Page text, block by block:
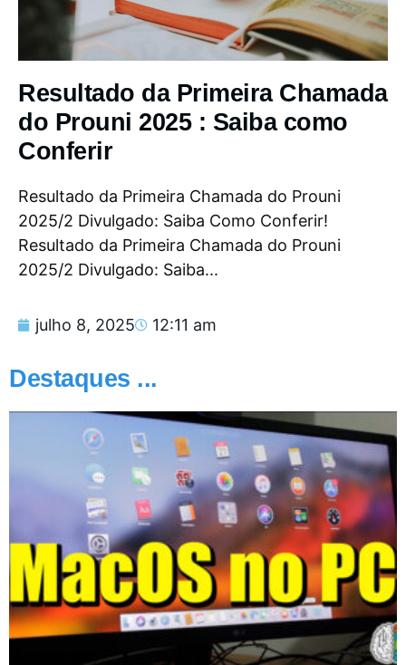
Resultado da Primeira Chamada
do Prouni 2025 : Saiba como
Conferir
Resultado da Primeira Chamada do Prouni
2025/2 Divulgado: Saiba Como Conferir!
Resultado da Primeira Chamada do Prouni
2025/2 Divulgado: Saiba...
julho 8, 2025 12:11 am
Destaques ...